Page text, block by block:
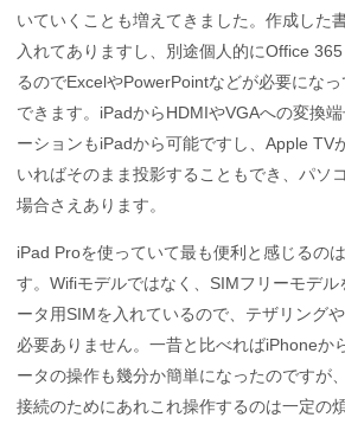
いていくことも増えてきました。作成した
入れてありますし、別途個人的にOffice
るのでExcelやPowerPointなどが必要にな
できます。iPadからHDMIやVGAへの変換
ーションもiPadから可能ですし、Apple TV
いればそのまま投影することもでき、パソ
場合さえあります。
iPad Proを使っていて最も便利と感じるの
す。Wifiモデルではなく、SIMフリーモデ
ータ用SIMを入れているので、テザリング
必要ありません。一昔と比べればiPhoneか
ータの操作も幾分か簡単になったのですが
接続のためにあれこれ操作するのは一定の